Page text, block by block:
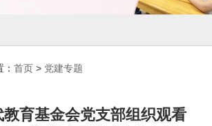
首页 > 党建专题
育基金会党支部组织观看